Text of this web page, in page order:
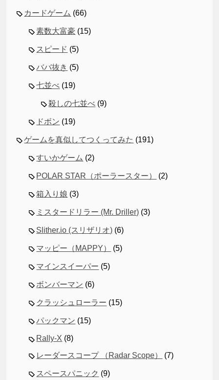
カードゲーム (66)
素数大富豪 (15)
スピード (5)
ババ抜き (5)
七並べ (19)
殺しの七並べ (9)
ドボン (19)
ゲームを真似してつくってみた (191)
すいかゲーム (2)
POLAR STAR（ポーラースター） (2)
箱入り娘 (3)
ミスタードリラー (Mr. Driller) (3)
Slither.io (スリザリオ) (6)
マッピー（MAPPY） (5)
マインスイーパー (5)
ボンバーマン (6)
クラッシュローラー (15)
パックマン (15)
Rally-X (8)
レーダースコープ （Radar Scope） (7)
スペースパニック (9)